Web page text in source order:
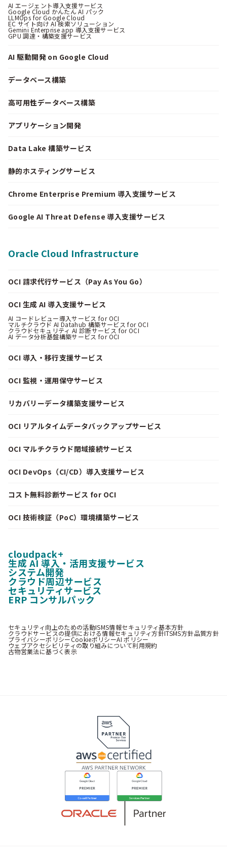
AI エージェント導入支援サービス
Google Cloud かんたん AI パック
LLMOps for Google Cloud
EC サイト向け AI 検索ソリューション
Gemini Enterprise app 導入支援サービス
GPU 調達・構築支援サービス
AI 駆動開発 on Google Cloud
データベース構築
高可用性データベース構築
アプリケーション開発
Data Lake 構築サービス
静的ホスティングサービス
Chrome Enterprise Premium 導入支援サービス
Google AI Threat Defense 導入支援サービス
Oracle Cloud Infrastructure
OCI 請求代行サービス（Pay As You Go）
OCI 生成 AI 導入支援サービス
AI コードレビュー導入サービス for OCI
マルチクラウド AI Datahub 構築サービス for OCI
クラウドセキュリティ AI 診断サービス for OCI
AI データ分析基盤構築サービス for OCI
OCI 導入・移行支援サービス
OCI 監視・運用保守サービス
リカバリーデータ構築支援サービス
OCI リアルタイムデータバックアップサービス
OCI マルチクラウド閉域接続サービス
OCI DevOps（CI/CD）導入支援サービス
コスト無料診断サービス for OCI
OCI 技術検証（PoC）環境構築サービス
cloudpack+
生成 AI 導入・活用支援サービス
システム開発
クラウド周辺サービス
セキュリティサービス
ERP コンサルパック
セキュリティ向上のための活動ISMS情報セキュリティ基本方針
クラウドサービスの提供における情報セキュリティ方針ITSMS方針品質方針
プライバシーポリシーCookieポリシーAI ポリシー
ウェブアクセシビリティの取り組みについて利用規約
古物営業法に基づく表示